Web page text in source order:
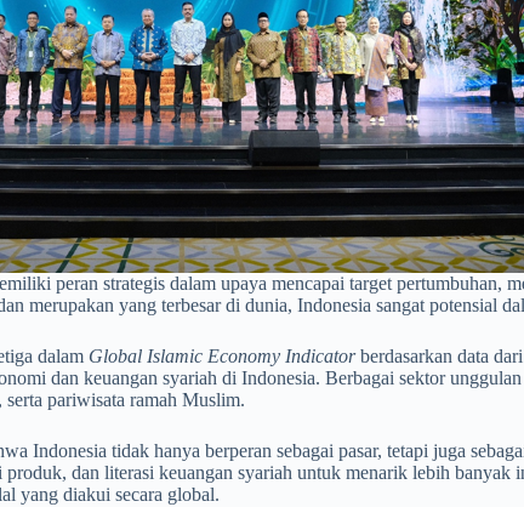
peran strategis dalam upaya mencapai target pertumbuhan,
merupakan yang terbesar di dunia, Indonesia sangat potensial
dalam Global Islamic Economy Indicatorberdasarkan data dari
dan keuangan syariah di Indonesia. Berbagai sektor
pariwisata ramah Muslim.
Indonesia tidak hanya berperan sebagai pasar, tetapi juga
dan literasi keuangan syariah untuk menarik lebih
yang diakui secara global.